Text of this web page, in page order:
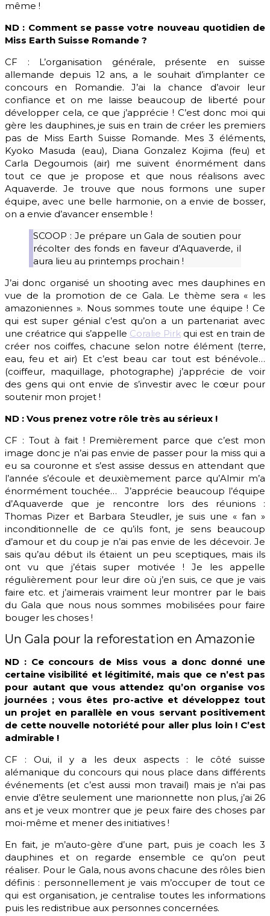
même !
ND : Comment se passe votre nouveau quotidien de
Miss Earth Suisse Romande ?
CF : L’organisation générale, présente en suisse
allemande depuis 12 ans, a le souhait d’implanter ce
concours en Romandie. J’ai la chance d’avoir leur
confiance et on me laisse beaucoup de liberté pour
développer cela, ce que j’apprécie ! C’est donc moi qui
gère les dauphines, je suis en train de créer les premiers
pas de Miss Earth Suisse Romande. Mes 3 éléments,
Kyoko Masuda (eau), Diana Gonzalez Kojima (feu) et
Carla Degoumois (air) me suivent énormément dans
tout ce que je propose et que nous réalisons avec
Aquaverde. Je trouve que nous formons une super
équipe, avec une belle harmonie, on a envie de bosser,
on a envie d’avancer ensemble !
SCOOP : Je prépare un Gala de soutien pour
récolter des fonds en faveur d’Aquaverde, il
aura lieu au printemps prochain !
J’ai donc organisé un shooting avec mes dauphines en
vue de la promotion de ce Gala. Le thème sera « les
amazoniennes ». Nous sommes toute une équipe ! Ce
qui est super génial c’est qu’on a un partenariat avec
une créatrice qui s’appelle Coralie Pirk qui est en train de
créer nos coiffes, chacune selon notre élément (terre,
eau, feu et air) Et c’est beau car tout est bénévole…
(coiffeur, maquillage, photographe) j’apprécie de voir
des gens qui ont envie de s’investir avec le cœur pour
soutenir mon projet !
ND : Vous prenez votre rôle très au sérieux !
CF : Tout à fait ! Premièrement parce que c’est mon
image donc je n’ai pas envie de passer pour la miss qui a
eu sa couronne et s’est assise dessus en attendant que
l’année s’écoule et deuxièmement parce qu’Almir m’a
énormément touchée… J’apprécie beaucoup l’équipe
d’Aquaverde que je rencontre lors des réunions :
Thomas Pizer et Barbara Steudler, je suis une « fan »
inconditionnelle de ce qu’ils font, je sens beaucoup
d’amour et du coup je n’ai pas envie de les décevoir. Je
sais qu’au début ils étaient un peu sceptiques, mais ils
ont vu que j’étais super motivée ! Je les appelle
régulièrement pour leur dire où j’en suis, ce que je vais
faire etc. et j’aimerais vraiment leur montrer par le bais
du Gala que nous nous sommes mobilisées pour faire
bouger les choses !
Un Gala pour la reforestation en Amazonie
ND : Ce concours de Miss vous a donc donné une
certaine visibilité et légitimité, mais que ce n’est pas
pour autant que vous attendez qu’on organise vos
journées ; vous êtes pro-active et développez tout
un projet en parallèle en vous servant positivement
de cette nouvelle notoriété pour aller plus loin ! C’est
admirable !
CF : Oui, il y a les deux aspects : le côté suisse
alémanique du concours qui nous place dans différents
événements (et c’est aussi mon travail) mais je n’ai pas
envie d’être seulement une marionnette non plus, j’ai 26
ans et je veux montrer que je peux faire des choses par
moi-même et mener des initiatives !
En fait, je m’auto-gère d’une part, puis je coach les 3
dauphines et on regarde ensemble ce qu’on peut
réaliser. Pour le Gala, nous avons chacune des rôles bien
définis : personnellement je vais m’occuper de tout ce
qui est organisation, je centralise toutes les informations
puis les redistribue aux personnes concernées.